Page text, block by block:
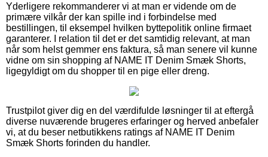
Yderligere rekommanderer vi at man er vidende om de
primære vilkår der kan spille ind i forbindelse med
bestillingen, til eksempel hvilken byttepolitik online firmaet
garanterer. I relation til det er det samtidig relevant, at man
når som helst gemmer ens faktura, så man senere vil kunne
vidne om sin shopping af NAME IT Denim Smæk Shorts,
ligegyldigt om du shopper til en pige eller dreng.
Trustpilot giver dig en del værdifulde løsninger til at eftergå
diverse nuværende brugeres erfaringer og herved anbefaler
vi, at du beser netbutikkens ratings af NAME IT Denim
Smæk Shorts forinden du handler.